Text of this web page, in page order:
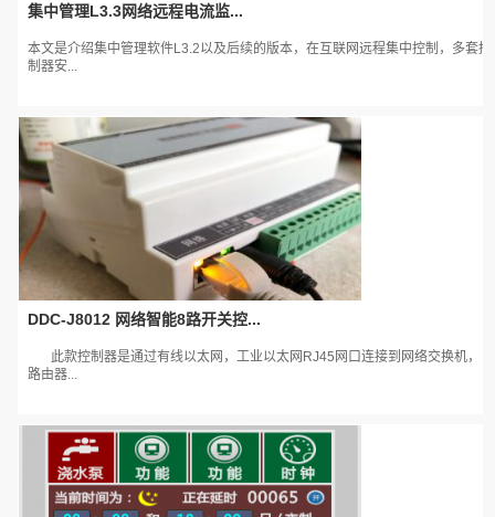
集中管理L3.3网络远程电流监...
本文是介绍集中管理软件L3.2以及后续的版本，在互联网远程集中控制，多套控
制器安...
DDC-J8012 网络智能8路开关控...
此款控制器是通过有线以太网，工业以太网RJ45网口连接到网络交换机，
路由器...